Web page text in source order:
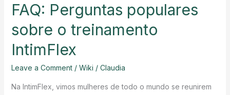
FAQ: Perguntas populares
sobre o treinamento
IntimFlex
Leave a Comment / Wiki / Claudia
Na IntimFlex, vimos mulheres de todo o mundo se reunirem